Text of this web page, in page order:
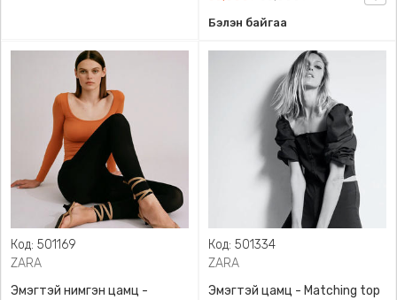
Бэлэн байгаа
Код: 501169
ZARA
Эмэгтэй нимгэн цамц -
Код: 501334
ZARA
Эмэгтэй цамц - Matching top